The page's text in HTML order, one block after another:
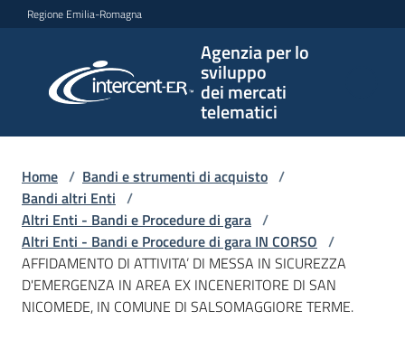
Vai al contenuto
Vai alla navigazione
Vai al footer
Regione Emilia-Romagna
Agenzia per lo
sviluppo
dei mercati
telematici
per lo
sviluppo
telematici
L'Agenzia
Home / Bandi e strumenti di acquisto /
Bandi altri Enti /
Altri Enti - Bandi e Procedure di gara /
Altri Enti - Bandi e Procedure di gara IN CORSO /
AFFIDAMENTO DI ATTIVITA’ DI MESSA IN SICUREZZA
D'EMERGENZA IN AREA EX INCENERITORE DI SAN
NICOMEDE, IN COMUNE DI SALSOMAGGIORE TERME.